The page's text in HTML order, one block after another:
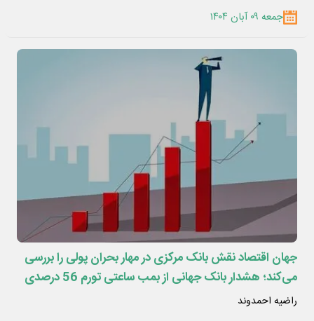
جمعه ۰۹ آبان ۱۴۰۴
جهان اقتصاد نقش بانک مرکزی در مهار بحران پولی را بررسی
می‌کند؛ هشدار بانک جهانی از بمب ساعتی تورم 56 درصدی
در کشور
راضیه احمدوند